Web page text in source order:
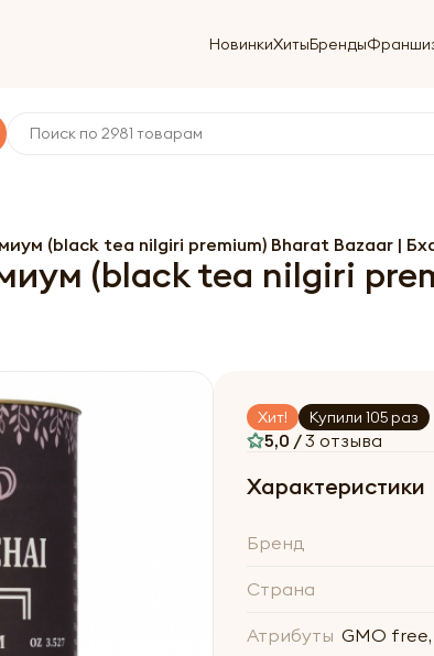
НовинкиХитыБренды
(black tea nilgiri premium) Bharat Bazaar |
(black tea nilgiri
Хит! Купили 105 раз
5,0 /3 отзыва
Характеристики
Бренд
Страна
Атрибуты GMO